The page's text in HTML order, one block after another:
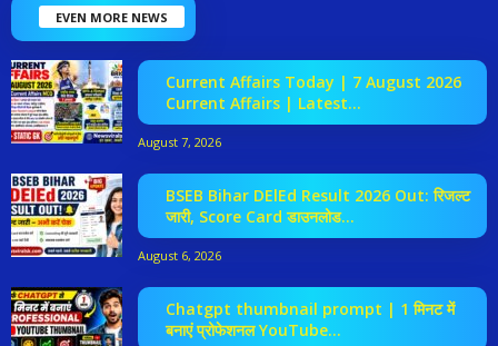
EVEN MORE NEWS
Current Affairs Today | 7 August 2026
Current Affairs | Latest...
August 7, 2026
BSEB Bihar DElEd Result 2026 Out: रिजल्ट
जारी, Score Card डाउनलोड...
August 6, 2026
Chatgpt thumbnail prompt | 1 मिनट में
बनाएं प्रोफेशनल YouTube...